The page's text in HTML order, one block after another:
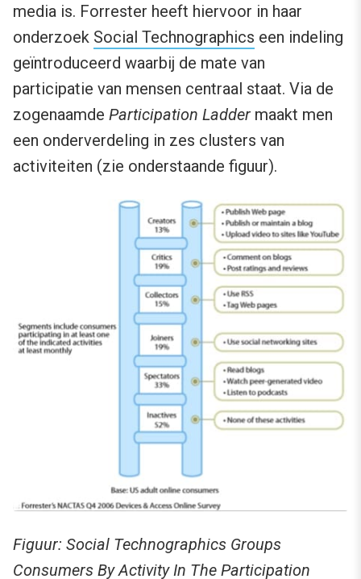
media is. Forrester heeft hiervoor in haar
onderzoek Social Technographics een indeling
geïntroduceerd waarbij de mate van
participatie van mensen centraal staat. Via de
zogenaamde Participation Ladder maakt men
een onderverdeling in zes clusters van
activiteiten (zie onderstaande figuur).
Figuur: Social Technographics Groups
Consumers By Activity In The Participation